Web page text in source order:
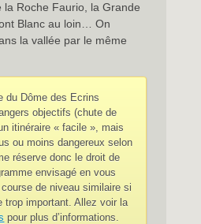
Roche Faurio, la Grande
Blanc au loin… On
la vallée par le même
du Dôme des Ecrins
objectifs (chute de
itinéraire « facile », mais
ou moins dangereux selon
réserve donc le droit de
envisagé en vous
de niveau similaire si
trop important. Allez voir la
pour plus d’informations.